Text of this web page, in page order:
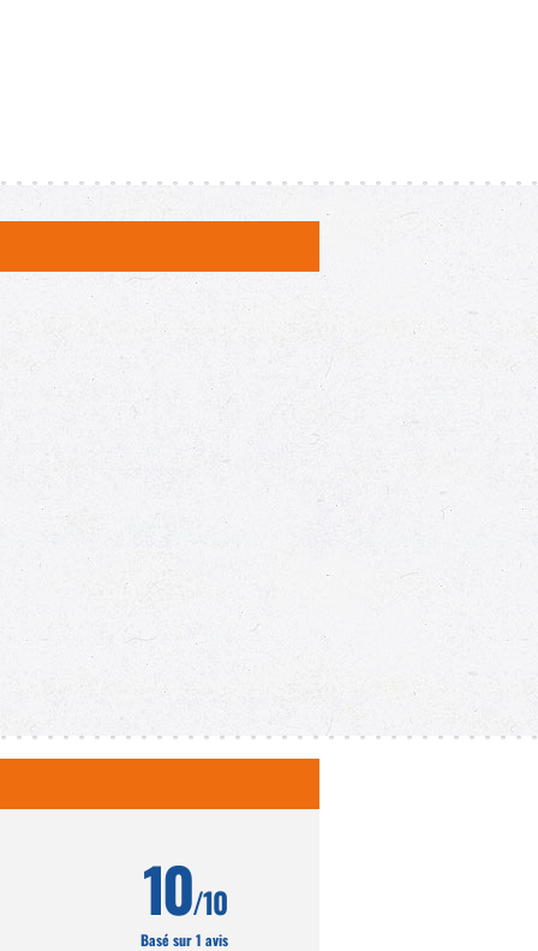
10/10
Basé sur 1 avis